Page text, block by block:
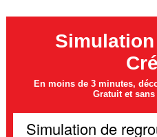
En moins de 3 minutes,
Gratuit et